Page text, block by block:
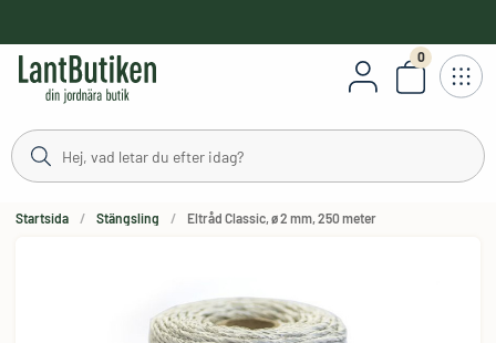
0
Antal
Startsida Stängsling Eltråd Classic, ø 2 mm, 250 meter